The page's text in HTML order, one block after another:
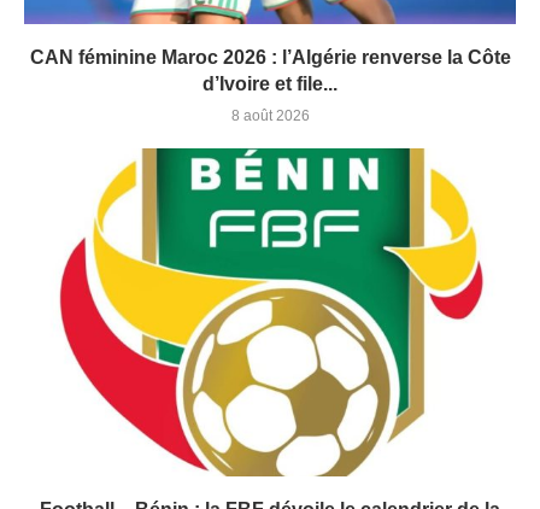
CAN féminine Maroc 2026 : l’Algérie renverse la Côte
d’Ivoire et file...
8 août 2026